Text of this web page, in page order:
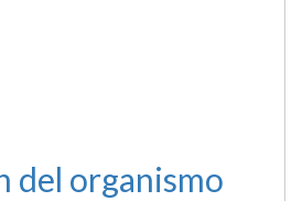
del organismo